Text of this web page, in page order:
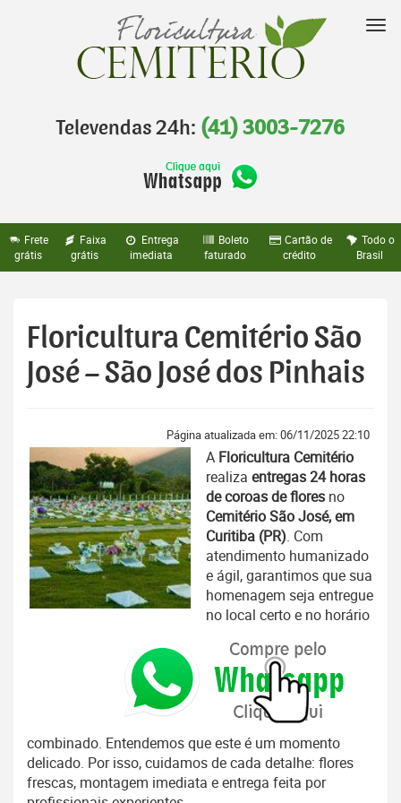
Televendas 24h: (41) 3003-7276
Frete
grátis
Faixa
grátis
Entrega
imediata
Boleto
faturado
Cartão de
crédito
Todo o
Brasil
Floricultura Cemitério São
José – São José dos Pinhais
Página atualizada em: 06/11/2025 22:10
A Floricultura Cemitério
realiza entregas 24 horas
de coroas de flores no
Cemitério São José, em
Curitiba (PR). Com
atendimento humanizado
e ágil, garantimos que sua
homenagem seja entregue
no local certo e no horário
combinado. Entendemos que este é um momento
delicado. Por isso, cuidamos de cada detalhe: flores
frescas, montagem imediata e entrega feita por